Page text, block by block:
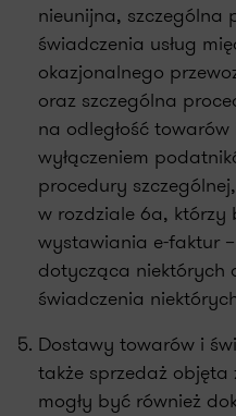
nieunijna, szczególna
świadczenia usług
okazjonalnego
oraz szczególna
na odległość
wyłączeniem
procedury
w rozdziale 6a,
wystawiania e-faktur
dotycząca niektórych
świadczenia
Dostawy towarów i
także sprzedaż objęta
mogły być również